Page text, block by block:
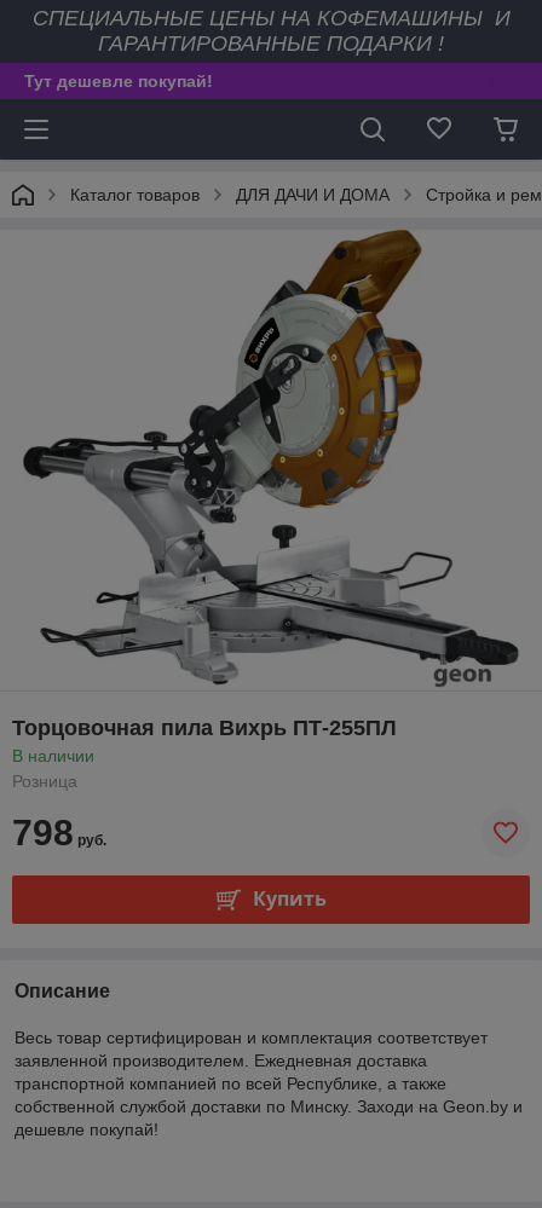
СПЕЦИАЛЬНЫЕ ЦЕНЫ НА КОФЕМАШИНЫ И
ГАРАНТИРОВАННЫЕ ПОДАРКИ !
Тут дешевле покупай!
Каталог товаров ДЛЯ ДАЧИ И ДОМА Стройка и
Торцовочная пила Вихрь ПТ-255ПЛ
В наличии
Розница
798 руб.
Купить
Описание
Весь товар сертифицирован и комплектация соответствует
заявленной производителем. Ежедневная доставка
транспортной компанией по всей Республике, а также
собственной службой доставки по Минску. Заходи на Geon.by и
дешевле покупай!